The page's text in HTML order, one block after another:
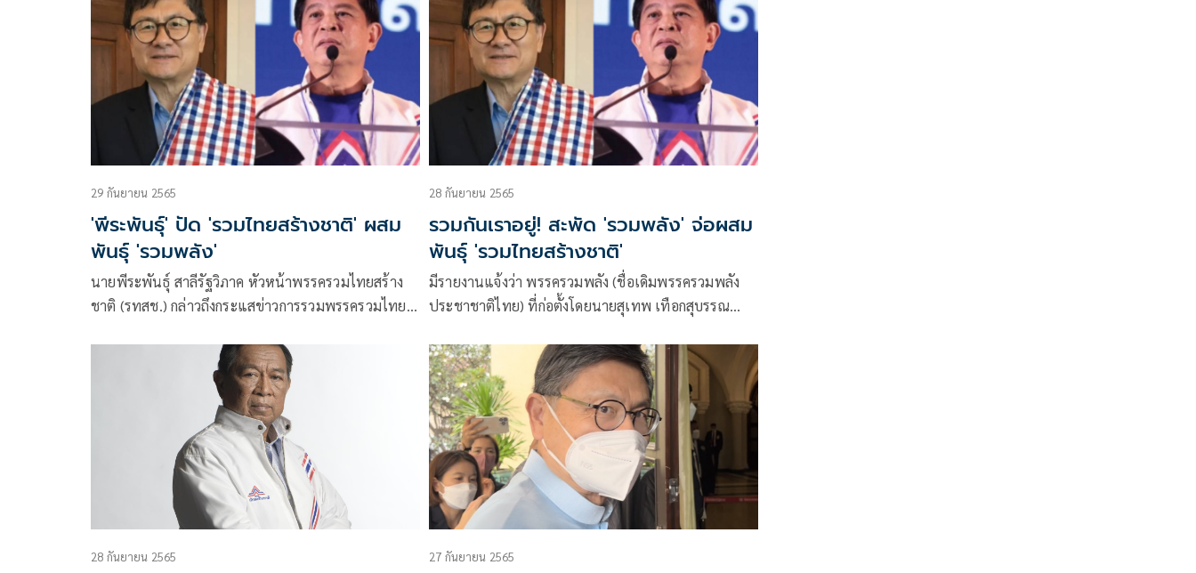
บางคนตอนนี้เขายังเปิดตัวไม่ได้เพราะยังเป็น ส.ส.อยู่
ต้องรออีกระยะ ในอีกไม่กี่อึดใจ แต่ว่าคนที่เราเปิดมา ผม
ว่าทางสื่อต้องรู้จัก ในวงการก็ต้องรู้จักว่าคนเหล่านี้เอาชนะ
ได้แน่นอน และก็ไม่ใช่เบอร์ 2 เบอร์ 3 เราจะคัดเอาแบบ
เบอร์ 1 หรือดาวรุ่งทั้งนั้น
29 กันยายน 2565
'พีระพันธุ์' ปัด 'รวมไทยสร้างชาติ' ผสม
พันธุ์ 'รวมพลัง'
นายพีระพันธุ์ สาลีรัฐวิภาค หัวหน้าพรรครวมไทยสร้าง
ชาติ (รทสช.) กล่าวถึงกระแสข่าวการรวมพรรครวมไทย
28 กันยายน 2565
รวมกันเราอยู่! สะพัด 'รวมพลัง' จ่อผสม
พันธุ์ 'รวมไทยสร้างชาติ'
มีรายงานแจ้งว่า พรรครวมพลัง (ชื่อเดิมพรรครวมพลัง
ประชาชาติไทย) ที่ก่อตั้งโดยนายสุเทพ เทือกสุบรรณ
วิทยาศาสตร์ วิจัยและนวัตกรรม เป็นหัวหน้า
28 กันยายน 2565 27 กันยายน 2565